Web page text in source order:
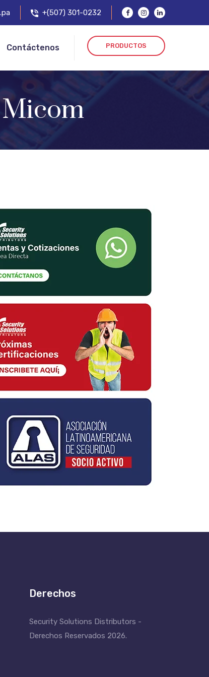
+(507) 301-0232
Contáctenos PRODUCTOS
Derechos
Security Solutions Distributors -
Derechos Reservados 2026.